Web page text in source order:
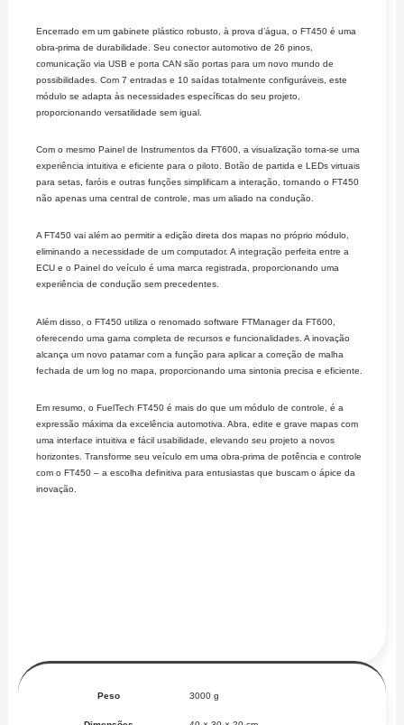
Encerrado em um gabinete plástico robusto, à prova d’água, o FT450 é uma
obra-prima de durabilidade. Seu conector automotivo de 26 pinos,
comunicação via USB e porta CAN são portas para um novo mundo de
possibilidades. Com 7 entradas e 10 saídas totalmente configuráveis, este
módulo se adapta às necessidades específicas do seu projeto,
proporcionando versatilidade sem igual.
Com o mesmo Painel de Instrumentos da FT600, a visualização torna-se uma
experiência intuitiva e eficiente para o piloto. Botão de partida e LEDs virtuais
para setas, faróis e outras funções simplificam a interação, tornando o FT450
não apenas uma central de controle, mas um aliado na condução.
A FT450 vai além ao permitir a edição direta dos mapas no próprio módulo,
eliminando a necessidade de um computador. A integração perfeita entre a
ECU e o Painel do veículo é uma marca registrada, proporcionando uma
experiência de condução sem precedentes.
Além disso, o FT450 utiliza o renomado software FTManager da FT600,
oferecendo uma gama completa de recursos e funcionalidades. A inovação
alcança um novo patamar com a função para aplicar a correção de malha
fechada de um log no mapa, proporcionando uma sintonia precisa e eficiente.
Em resumo, o FuelTech FT450 é mais do que um módulo de controle, é a
expressão máxima da excelência automotiva. Abra, edite e grave mapas com
uma interface intuitiva e fácil usabilidade, elevando seu projeto a novos
horizontes. Transforme seu veículo em uma obra-prima de potência e controle
com o FT450 – a escolha definitiva para entusiastas que buscam o ápice da
inovação.
Peso 3000 g